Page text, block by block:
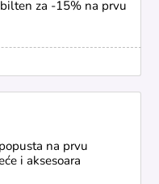
za -15% na prvu
na prvu
i aksesoara